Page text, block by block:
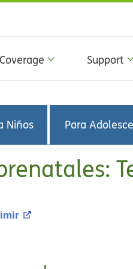
Coverage Support
Niños Para